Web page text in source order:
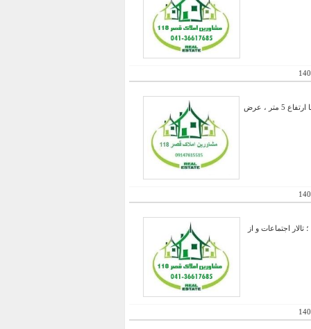
فروش یک سالن بهداشتی و لوکس مناسب جهت تالار پذیرایی یا غذاخوری و .... در بر قره باغی ها در طبقه زیر زمین با ارتفاع 5 متر ، عرض
اجتماعات و از